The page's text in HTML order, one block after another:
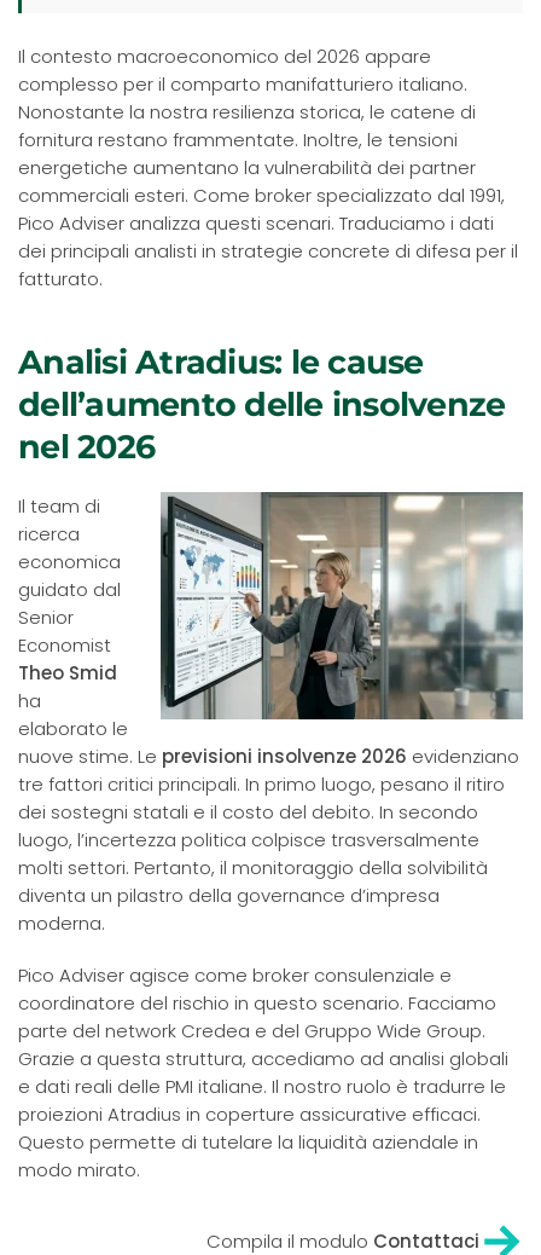
Il contesto macroeconomico del 2026 appare
complesso per il comparto manifatturiero italiano.
Nonostante la nostra resilienza storica, le catene di
fornitura restano frammentate. Inoltre, le tensioni
energetiche aumentano la vulnerabilità dei partner
commerciali esteri. Come broker specializzato dal 1991,
Pico Adviser analizza questi scenari. Traduciamo i dati
dei principali analisti in strategie concrete di difesa per il
fatturato.
Analisi Atradius: le cause
dell’aumento delle insolvenze
nel 2026
Il team di
ricerca
economica
guidato dal
Senior
Economist
Theo Smid
ha
elaborato le
nuove stime. Le previsioni insolvenze 2026 evidenziano
tre fattori critici principali. In primo luogo, pesano il ritiro
dei sostegni statali e il costo del debito. In secondo
luogo, l’incertezza politica colpisce trasversalmente
molti settori. Pertanto, il monitoraggio della solvibilità
diventa un pilastro della governance d’impresa
moderna.
Pico Adviser agisce come broker consulenziale e
coordinatore del rischio in questo scenario. Facciamo
parte del network Credea e del Gruppo Wide Group.
Grazie a questa struttura, accediamo ad analisi globali
e dati reali delle PMI italiane. Il nostro ruolo è tradurre le
proiezioni Atradius in coperture assicurative efficaci.
Questo permette di tutelare la liquidità aziendale in
modo mirato.
Compila il modulo Contattaci